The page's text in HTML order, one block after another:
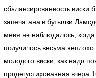
сбалансированность виски
запечатана в бутылки
меня не наблюдалось,
получилось весьма
молодого виски, как надо
продегустированная вчера